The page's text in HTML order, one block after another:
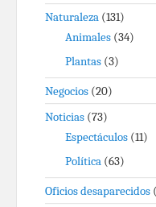
Naturaleza (131)
Animales (34)
Plantas (3)
Negocios (20)
Noticias (73)
Espectáculos (11)
Política (63)
Oficios desaparecidos